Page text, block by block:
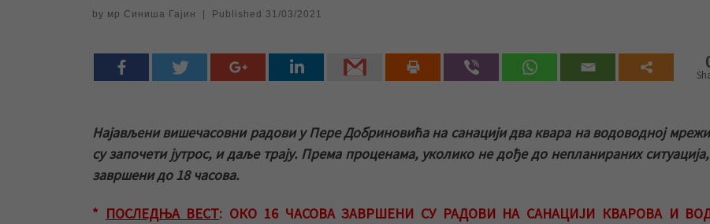
by мр Синиша Гајин Published 31/03/2021
Најављени вишечасовни радови у Пере Добриновића на санацији два квара на водоводној
су започети јутрос, и даље трају. Према проценама, уколико не дође до непланираних
завршени до 18 часова.
* ПОСЛЕДЊА ВЕСТ: ОКО 16 ЧАСОВА ЗАВРШЕНИ СУ РАДОВИ НА САНАЦИЈИ КВАРОВА И